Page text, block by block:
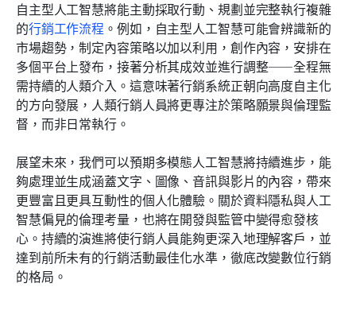
自主型人工智慧將能主動採取行動、規劃並完整執行複雜
的行銷工作流程 。例如，自主型人工智慧可能會辨識新的
市場趨勢，制定內容策略以加以利用，創作內容，安排在
多個平台上發布，接著分析其成效並進行調整——全程無
需持續的人類介入。這意味著行銷系統正朝向高度自主化
的方向發展，人類行銷人員將更專注於策略願景與倫理監
督，而非日常執行。
展望未來，我們可以預期多模態人工智慧將持續進步，能
夠處理並生成涵蓋文字、圖像、音訊與影片的內容，帶來
更豐富且更具互動性的個人化體驗。關於資料隱私與人工
智慧偏見的倫理考量，也將在開發與監管中變得愈發核
心。持續的演進將使行銷人員能夠更深入地理解客戶，並
達到前所未有的行銷活動最佳化水準，徹底改變數位行銷
的格局。